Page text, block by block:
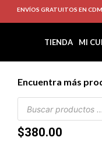
ENVÍOS GRATUITOS EN
TIENDA MI
Encuentra más
$380.00